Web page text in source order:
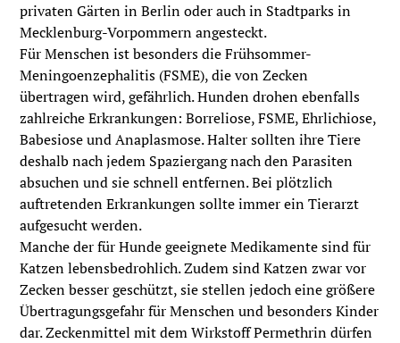
privaten Gärten in Berlin oder auch in Stadtparks in
Mecklenburg-Vorpommern angesteckt.
Für Menschen ist besonders die Frühsommer-
Meningoenzephalitis (FSME), die von Zecken
übertragen wird, gefährlich. Hunden drohen ebenfalls
zahlreiche Erkrankungen: Borreliose, FSME, Ehrlichiose,
Babesiose und Anaplasmose. Halter sollten ihre Tiere
deshalb nach jedem Spaziergang nach den Parasiten
absuchen und sie schnell entfernen. Bei plötzlich
auftretenden Erkrankungen sollte immer ein Tierarzt
aufgesucht werden.
Manche der für Hunde geeignete Medikamente sind für
Katzen lebensbedrohlich. Zudem sind Katzen zwar vor
Zecken besser geschützt, sie stellen jedoch eine größere
Übertragungsgefahr für Menschen und besonders Kinder
dar. Zeckenmittel mit dem Wirkstoff Permethrin dürfen